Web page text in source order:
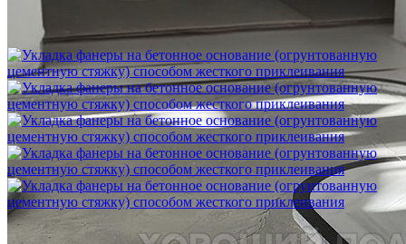
Шлифовка стяжки с сохранением уклона
1 500 ₽